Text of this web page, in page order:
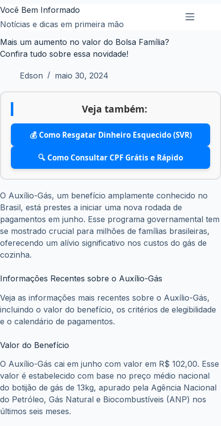
Pular
para
conteúdo
Você Bem Informado
Notícias e dicas em primeira mão
Mais um aumento no valor do Bolsa Família?
Confira tudo sobre essa novidade!
Edson maio 30, 2024
Veja também:
💰 Como Resgatar Dinheiro Esquecido (SVR)
🔍 Como Consultar CPF Grátis e Rápido
O Auxílio-Gás, um benefício amplamente conhecido no
Brasil, está prestes a iniciar uma nova rodada de
pagamentos em junho. Esse programa governamental tem
se mostrado crucial para milhões de famílias brasileiras,
oferecendo um alívio significativo nos custos do gás de
cozinha.
Informações Recentes sobre o Auxílio-Gás
Veja as informações mais recentes sobre o Auxílio-Gás,
incluindo o valor do benefício, os critérios de elegibilidade
e o calendário de pagamentos.
Valor do Benefício
O Auxílio-Gás cai em junho com valor em R$ 102,00. Esse
valor é estabelecido com base no preço médio nacional
do botijão de gás de 13kg, apurado pela Agência Nacional
do Petróleo, Gás Natural e Biocombustíveis (ANP) nos
últimos seis meses.